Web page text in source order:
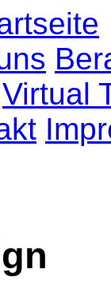
Virtual